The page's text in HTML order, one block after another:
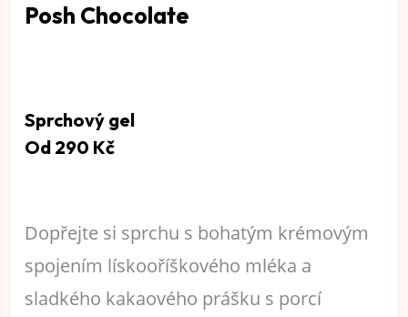
Posh Chocolate
Sprchový gel
Od 290 Kč
Dopřejte si sprchu s bohatým krémovým
spojením lískooříškového mléka a
sladkého kakaového prášku s porcí